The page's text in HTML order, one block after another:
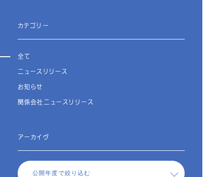
カテゴリー
全て
ニュースリリース
お知らせ
関係会社ニュースリリース
アーカイヴ